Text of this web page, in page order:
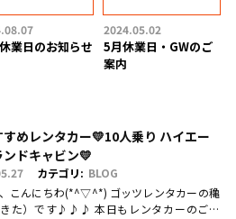
業日のお知らせ
2024.05.02
5月休業日・GWのご
案内
めレンタカー💛10人乗り ハイエー
ンドキャビン💛
カテゴリ: BLOG
こんにちわ(*^▽^*) ゴッツレンタカーの穐
た）です♪♪♪ 本日もレンタカーのご利